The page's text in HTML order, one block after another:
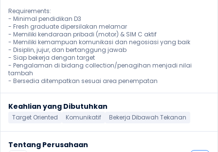
Requirements:
- Minimal pendidikan D3
- Fresh graduate dipersilakan melamar
- Memiliki kendaraan pribadi (motor) & SIM C aktif
- Memiliki kemampuan komunikasi dan negosiasi yang baik
- Disiplin, jujur, dan bertanggung jawab
- Siap bekerja dengan target
- Pengalaman di bidang collection/penagihan menjadi nilai
tambah
- Bersedia ditempatkan sesuai area penempatan
Keahlian yang Dibutuhkan
Target Oriented Komunikatif Bekerja Dibawah Tekanan
Tentang Perusahaan